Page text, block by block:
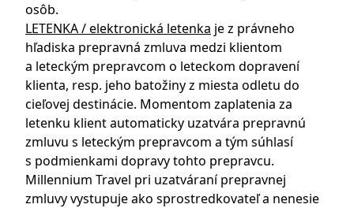
osôb.
LETENKA / elektronická letenka je z právneho
hľadiska prepravná zmluva medzi klientom
a leteckým prepravcom o leteckom dopravení
klienta, resp. jeho batožiny z miesta odletu do
cieľovej destinácie. Momentom zaplatenia za
letenku klient automaticky uzatvára prepravnú
zmluvu s leteckým prepravcom a tým súhlasí
s podmienkami dopravy tohto prepravcu.
Millennium Travel pri uzatváraní prepravnej
zmluvy vystupuje ako sprostredkovateľ a nenesie